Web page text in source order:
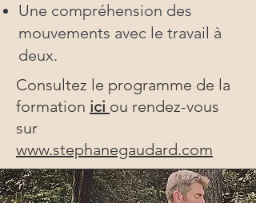
Une compréhension des
mouvements avec le travail à
deux.
Consultez le programme de la
formation ici ou rendez-vous
sur
www.stephanegaudard.com